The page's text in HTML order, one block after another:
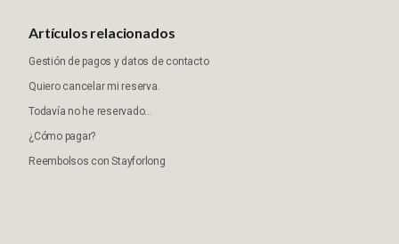
Artículos relacionados
Gestión de pagos y datos de contacto
Quiero cancelar mi reserva.
Todavía no he reservado...
¿Cómo pagar?
Reembolsos con Stayforlong